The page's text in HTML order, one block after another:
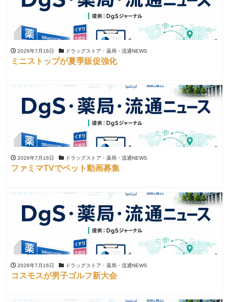
2026年7月16日 ドラッグストア・薬局・流通NEWS
ミニストップが夏季販促強化
2026年7月16日 ドラッグストア・薬局・流通NEWS
ファミマTVでペット動画募集
2026年7月16日 ドラッグストア・薬局・流通NEWS
コスモスが男子ゴルフ新大会